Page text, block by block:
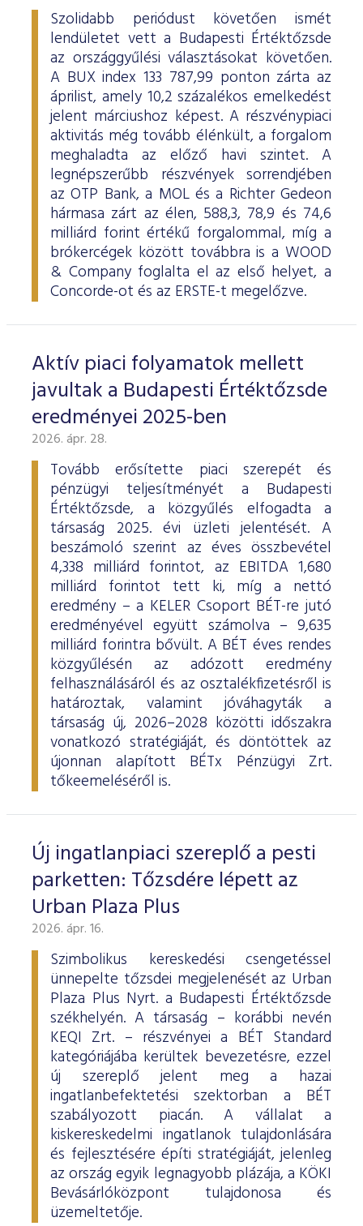
Szolidabb periódust követően ismét
lendületet vett a Budapesti Értéktőzsde
az országgyűlési választásokat követően.
A BUX index 133 787,99 ponton zárta az
áprilist, amely 10,2 százalékos emelkedést
jelent márciushoz képest. A részvénypiaci
aktivitás még tovább élénkült, a forgalom
meghaladta az előző havi szintet. A
legnépszerűbb részvények sorrendjében
az OTP Bank, a MOL és a Richter Gedeon
hármasa zárt az élen, 588,3, 78,9 és 74,6
milliárd forint értékű forgalommal, míg a
brókercégek között továbbra is a WOOD
& Company foglalta el az első helyet, a
Concorde-ot és az ERSTE-t megelőzve.
Aktív piaci folyamatok mellett
javultak a Budapesti Értéktőzsde
eredményei 2025-ben
2026. ápr. 28.
Tovább erősítette piaci szerepét és
pénzügyi teljesítményét a Budapesti
Értéktőzsde, a közgyűlés elfogadta a
társaság 2025. évi üzleti jelentését. A
beszámoló szerint az éves összbevétel
4,338 milliárd forintot, az EBITDA 1,680
milliárd forintot tett ki, míg a nettó
eredmény – a KELER Csoport BÉT-re jutó
eredményével együtt számolva – 9,635
milliárd forintra bővült. A BÉT éves rendes
közgyűlésén az adózott eredmény
felhasználásáról és az osztalékfizetésről is
határoztak, valamint jóváhagyták a
társaság új, 2026–2028 közötti időszakra
vonatkozó stratégiáját, és döntöttek az
újonnan alapított BÉTx Pénzügyi Zrt.
tőkeemeléséről is.
Új ingatlanpiaci szereplő a pesti
parketten: Tőzsdére lépett az
Urban Plaza Plus
2026. ápr. 16.
Szimbolikus kereskedési csengetéssel
ünnepelte tőzsdei megjelenését az Urban
Plaza Plus Nyrt. a Budapesti Értéktőzsde
székhelyén. A társaság – korábbi nevén
KEQI Zrt. – részvényei a BÉT Standard
kategóriájába kerültek bevezetésre, ezzel
új szereplő jelent meg a hazai
ingatlanbefektetési szektorban a BÉT
szabályozott piacán. A vállalat a
kiskereskedelmi ingatlanok tulajdonlására
és fejlesztésére építi stratégiáját, jelenleg
az ország egyik legnagyobb plázája, a KÖKI
Bevásárlóközpont tulajdonosa és
üzemeltetője.